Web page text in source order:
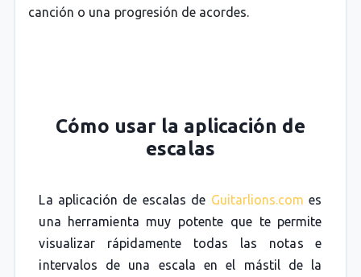
canción o una progresión de acordes.
Cómo usar la aplicación de
escalas
La aplicación de escalas de Guitarlions.com es
una herramienta muy potente que te permite
visualizar rápidamente todas las notas e
intervalos de una escala en el mástil de la